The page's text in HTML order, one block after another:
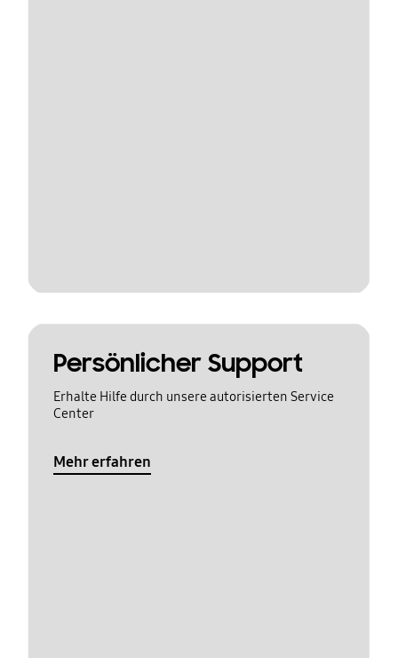
Persönlicher Support
Erhalte Hilfe durch unsere autorisierten Service
Center
Mehr erfahren